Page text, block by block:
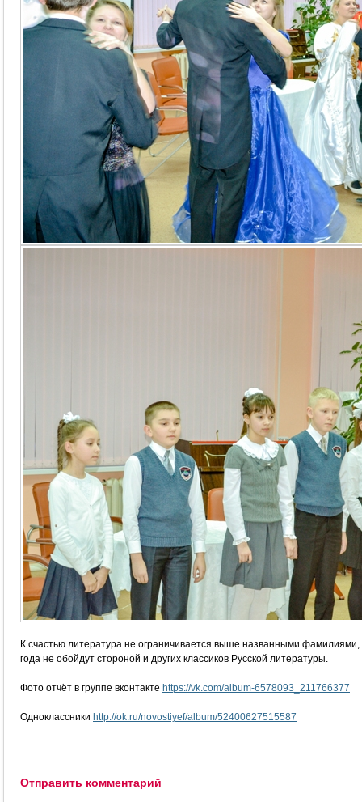
К счастью литература не ограничивается выше названными фамилиями,
года не обойдут стороной и других классиков Русской литературы.
Фото отчёт в группе вконтакте https://vk.com/album-6578093_211766377
Одноклассники http://ok.ru/novostiyef/album/52400627515587
Отправить комментарий